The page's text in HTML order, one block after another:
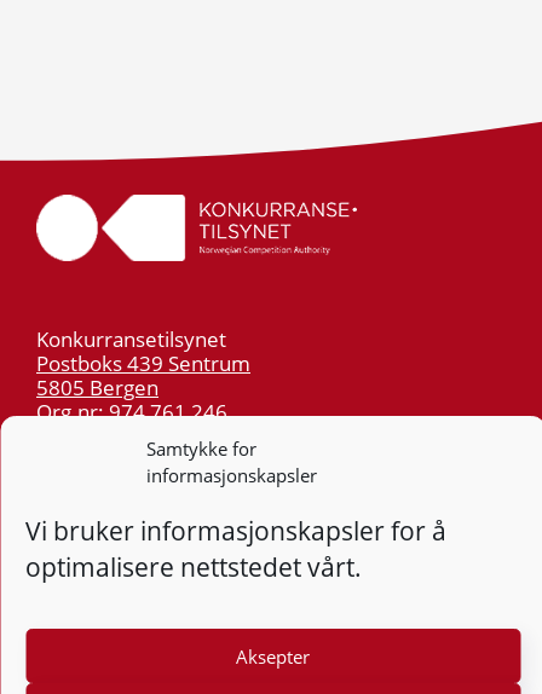
Samtykke for
informasjonskapsler
Vi bruker informasjonskapsler for å
optimalisere nettstedet vårt.
Aksepter
Konkurransetilsynet
Postboks 439 Sentrum
5805 Bergen
Org.nr: 974 761 246
55 59 75 00
Nyhetsvarsel >>
Tilgjengelighetserklæring